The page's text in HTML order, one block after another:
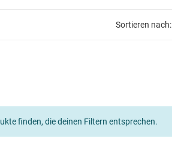
Sortieren nach:
finden, die deinen Filtern entsprechen.